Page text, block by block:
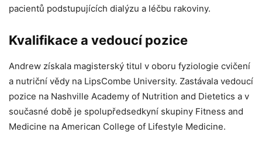
pacientů podstupujících dialýzu a léčbu rakoviny.
Kvalifikace a vedoucí pozice
Andrew získala magisterský titul v oboru fyziologie cvičení
a nutriční vědy na LipsCombe University. Zastávala vedoucí
pozice na Nashville Academy of Nutrition and Dietetics a v
současné době je spolupředsedkyní skupiny Fitness and
Medicine na American College of Lifestyle Medicine.